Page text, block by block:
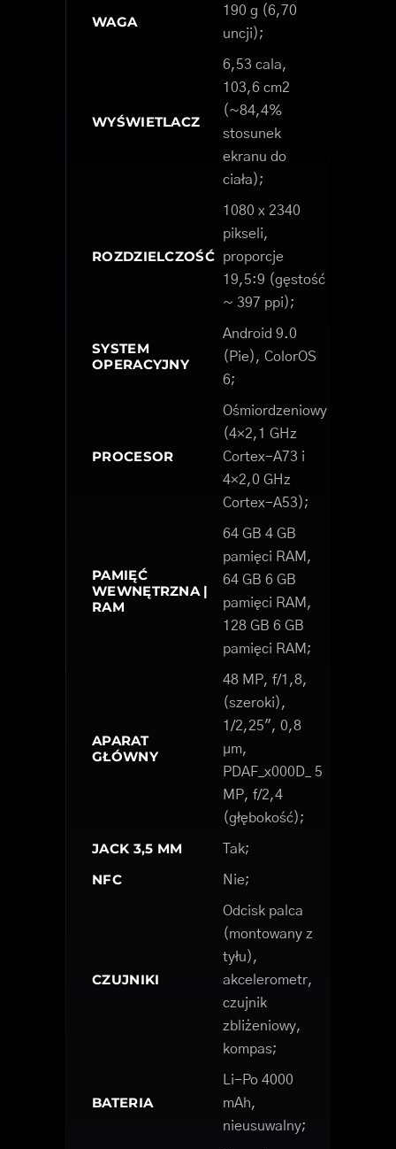
WAGA
190 g (6,70
uncji);
WYŚWIETLACZ
6,53 cala,
103,6 cm2
(~84,4%
stosunek
ekranu do
ciała);
ROZDZIELCZOŚĆ
1080 x 2340
pikseli,
proporcje
19,5:9 (gęstość
~ 397 ppi);
SYSTEM
OPERACYJNY
Android 9.0
(Pie), ColorOS
6;
PROCESOR
Ośmiordzeniowy
(4×2,1 GHz
Cortex-A73 i
4×2,0 GHz
Cortex-A53);
PAMIĘĆ
WEWNĘTRZNA |
RAM
64 GB 4 GB
pamięci RAM,
64 GB 6 GB
pamięci RAM,
128 GB 6 GB
pamięci RAM;
APARAT
GŁÓWNY
48 MP, f/1,8,
(szeroki),
1/2,25", 0,8
µm,
PDAF_x000D_ 5
MP, f/2,4
(głębokość);
JACK 3,5 MM Tak;
NFC Nie;
CZUJNIKI
Odcisk palca
(montowany z
tyłu),
akcelerometr,
czujnik
zbliżeniowy,
kompas;
BATERIA
Li-Po 4000
mAh,
nieusuwalny;